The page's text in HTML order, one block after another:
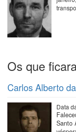
Paginação
Os que
Carlos Alberto
Data
Santo